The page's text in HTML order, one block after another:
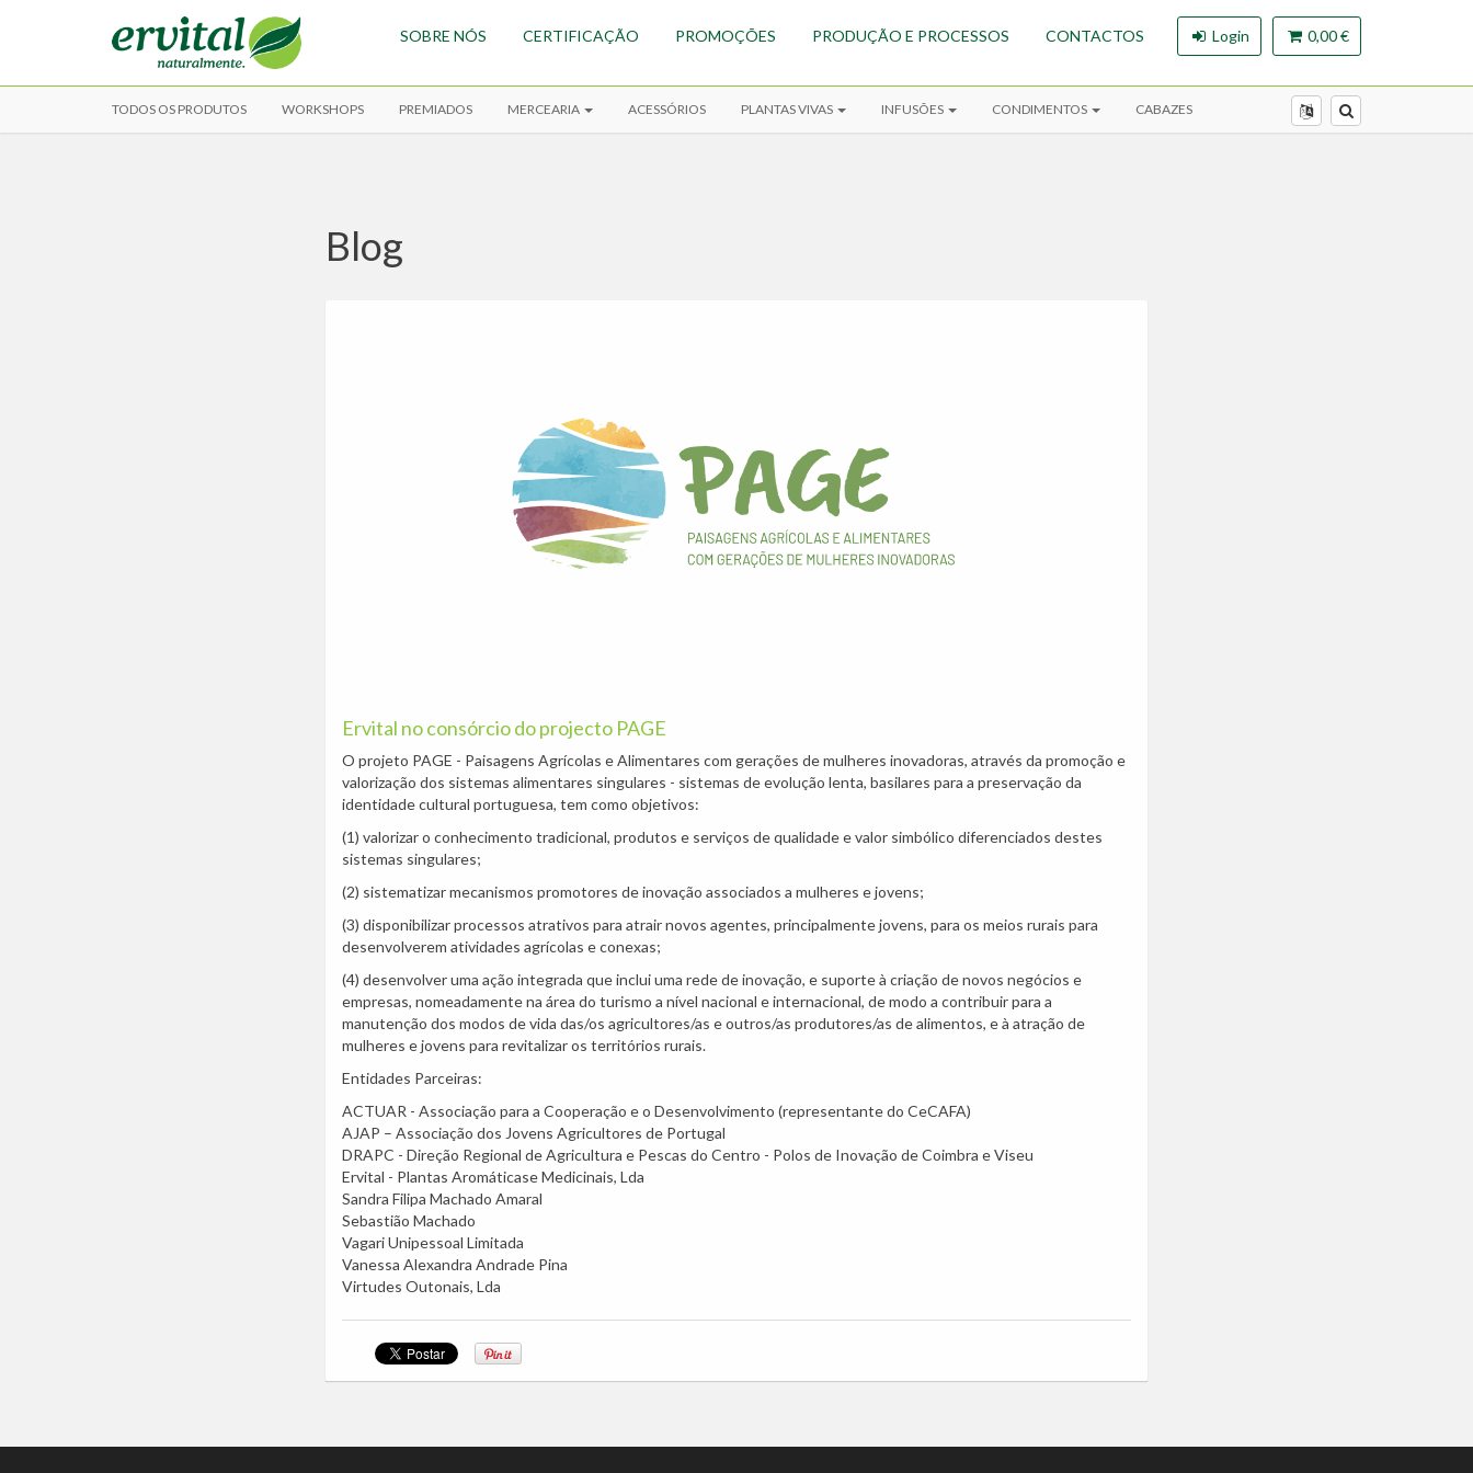
0,00 €
Login
SOBRE NÓS CERTIFICAÇÃO PROMOÇÕES PRODUÇÃO E PROCESSOS CONTACTOS
TODOS OS PRODUTOS WORKSHOPS PREMIADOS MERCEARIA ACESSÓRIOS PLANTAS VIVAS INFUSÕES CONDIMENTOS CABAZES
Blog
Ervital no consórcio do projecto PAGE
O projeto PAGE - Paisagens Agrícolas e Alimentares com gerações de mulheres inovadoras, através da promoção e
valorização dos sistemas alimentares singulares - sistemas de evolução lenta, basilares para a preservação da
identidade cultural portuguesa, tem como objetivos:
(1) valorizar o conhecimento tradicional, produtos e serviços de qualidade e valor simbólico diferenciados destes
sistemas singulares;
(2) sistematizar mecanismos promotores de inovação associados a mulheres e jovens;
(3) disponibilizar processos atrativos para atrair novos agentes, principalmente jovens, para os meios rurais para
desenvolverem atividades agrícolas e conexas;
(4) desenvolver uma ação integrada que inclui uma rede de inovação, e suporte à criação de novos negócios e
empresas, nomeadamente na área do turismo a nível nacional e internacional, de modo a contribuir para a
manutenção dos modos de vida das/os agricultores/as e outros/as produtores/as de alimentos, e à atração de
mulheres e jovens para revitalizar os territórios rurais.
Entidades Parceiras:
ACTUAR - Associação para a Cooperação e o Desenvolvimento (representante do CeCAFA)
AJAP – Associação dos Jovens Agricultores de Portugal
DRAPC - Direção Regional de Agricultura e Pescas do Centro - Polos de Inovação de Coimbra e Viseu
Ervital - Plantas Aromáticase Medicinais, Lda
Sandra Filipa Machado Amaral
Sebastião Machado
Vagari Unipessoal Limitada
Vanessa Alexandra Andrade Pina
Virtudes Outonais, Lda